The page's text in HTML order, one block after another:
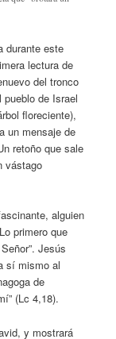
durante este
lectura de
del tronco
pueblo de Israel
floreciente),
un mensaje de
retoño que sale
vástago
alguien
primero que
Jesús
sí mismo al
de
(Lc 4,18).
y mostrará